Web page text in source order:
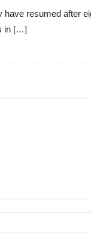
resumed after
in […]